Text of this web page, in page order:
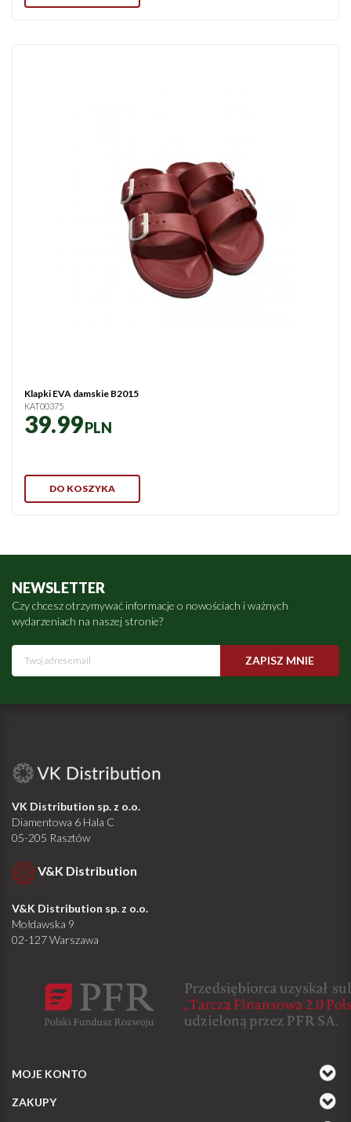
Klapki EVA damskie B2015
KAT00375
39.99PLN
DO KOSZYKA
NEWSLETTER
Czy chcesz otrzymywać informacje o nowościach i ważnych
wydarzeniach na naszej stronie?
VK Distribution sp. z o.o.
Diamentowa 6 Hala C
05-205 Rasztów
V&K Distribution
V&K Distribution sp. z o.o.
Mołdawska 9
02-127 Warszawa
MOJE KONTO
ZAKUPY